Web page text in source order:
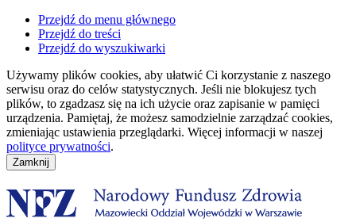
Przejdź do menu głównego
Przejdź do treści
Przejdź do wyszukiwarki
Używamy plików cookies, aby ułatwić Ci korzystanie z naszego
serwisu oraz do celów statystycznych. Jeśli nie blokujesz tych
plików, to zgadzasz się na ich użycie oraz zapisanie w pamięci
urządzenia. Pamiętaj, że możesz samodzielnie zarządzać cookies,
zmieniając ustawienia przeglądarki. Więcej informacji w naszej
polityce prywatności.